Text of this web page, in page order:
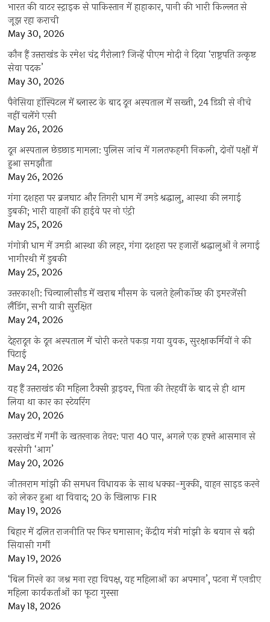
भारत की वाटर स्ट्राइक से पाकिस्तान में हाहाकार, पानी की भारी किल्लत से
जूझ रहा कराची
May 30, 2026
कौन हैं उत्तराखंड के रमेश चंद्र गैरोला? जिन्हें पीएम मोदी ने दिया ‘राष्ट्रपति उत्कृष्ट
सेवा पदक’
May 30, 2026
पैनेसिया हॉस्पिटल में ब्लास्ट के बाद दून अस्पताल में सख्ती, 24 डिग्री से नीचे
नहीं चलेंगे एसी
May 26, 2026
दून अस्पताल छेड़छाड़ मामला: पुलिस जांच में गलतफहमी निकली, दोनों पक्षों में
हुआ समझौता
May 26, 2026
गंगा दशहरा पर ब्रजघाट और तिगरी धाम में उमड़े श्रद्धालु, आस्था की लगाई
डुबकी; भारी वाहनों की हाईवे पर नो एंट्री
May 25, 2026
गंगोत्री धाम में उमड़ी आस्था की लहर, गंगा दशहरा पर हजारों श्रद्धालुओं ने लगाई
भागीरथी में डुबकी
May 25, 2026
उत्तरकाशी: चिन्यालीसौड़ में खराब मौसम के चलते हेलीकॉप्टर की इमरजेंसी
लैंडिंग, सभी यात्री सुरक्षित
May 24, 2026
देहरादून के दून अस्पताल में चोरी करते पकड़ा गया युवक, सुरक्षाकर्मियों ने की
पिटाई
May 24, 2026
यह हैं उत्तराखंड की महिला टैक्सी ड्राइवर, पिता की तेरहवीं के बाद से ही थाम
लिया था कार का स्टेयरिंग
May 20, 2026
उत्तराखंड में गर्मी के खतरनाक तेवर: पारा 40 पार, अगले एक हफ्ते आसमान से
बरसेगी ‘आग’
May 20, 2026
जीतनराम मांझी की समधन विधायक के साथ धक्का-मुक्की, वाहन साइड करने
को लेकर हुआ था विवाद; 20 के खिलाफ FIR
May 19, 2026
बिहार में दलित राजनीति पर फिर घमासान; केंद्रीय मंत्री मांझी के बयान से बढ़ी
सियासी गर्मी
May 19, 2026
‘बिल गिरने का जश्न मना रहा विपक्ष, यह महिलाओं का अपमान’, पटना में एनडीए
महिला कार्यकर्ताओं का फूटा गुस्सा
May 18, 2026